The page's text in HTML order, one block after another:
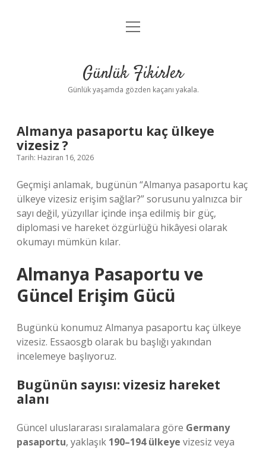
Anasayfa
Yasal Uyarı
menüyü
Günlük Fikirler
Günlük yaşamda gözden kaçanı yakala.
Almanya pasaportu kaç ülkeye
vizesiz ?
Tarih: Haziran 16, 2026
Geçmişi anlamak, bugünün “Almanya pasaportu kaç
ülkeye vizesiz erişim sağlar?” sorusunu yalnızca bir
sayı değil, yüzyıllar içinde inşa edilmiş bir güç,
diplomasi ve hareket özgürlüğü hikâyesi olarak
okumayı mümkün kılar.
Almanya Pasaportu ve
Güncel Erişim Gücü
Bugünkü konumuz Almanya pasaportu kaç ülkeye
vizesiz. Essaosgb olarak bu başlığı yakından
incelemeye başlıyoruz.
Bugünün sayısı: vizesiz hareket
alanı
Güncel uluslararası sıralamalara göre Germany
pasaportu, yaklaşık 190–194 ülkeye vizesiz veya